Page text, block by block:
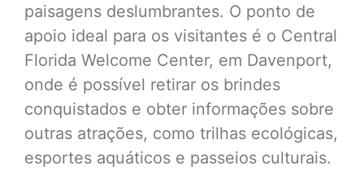
paisagens deslumbrantes. O ponto de
apoio ideal para os visitantes é o Central
Florida Welcome Center, em Davenport,
onde é possível retirar os brindes
conquistados e obter informações sobre
outras atrações, como trilhas ecológicas,
esportes aquáticos e passeios culturais.